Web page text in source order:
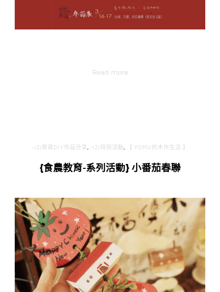
Read more
-(2)學員DIY作品分享, -(2)特別活動 , 【 YOMU的木作生活 】
{食農教育-系列活動} 小番茄春聯